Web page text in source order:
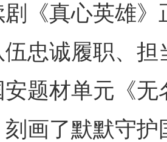
《真心英雄
忠诚履职、
题材单元《
画了默默守